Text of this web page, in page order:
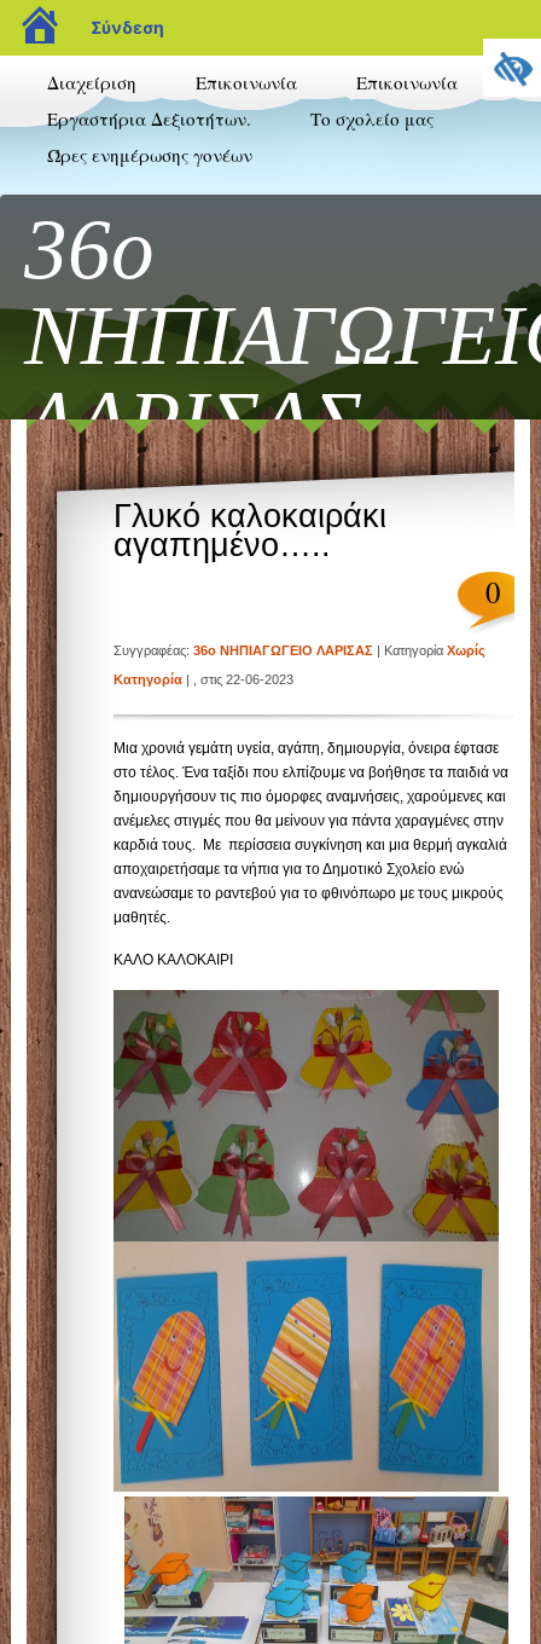
blogs.sch.gr
Σύνδεση
Διαχείριση Επικοινωνία
Επικοινωνία
Εργαστήρια Δεξιοτήτων.
Το σχολείο μας
Ώρες ενημέρωσης γονέων
36ο
ΛΑΡΙΣΑΣ
Καλώς ήρθατε στο blog του 36ου Νηπιαγωγείο
Λάρισας.Το blog αυτό δημιουργήθηκε για τις
της εξ αποστάσεως εκπ/σης.
Γλυκό καλοκαιράκι
αγαπημένο…..
0
Συγγραφέας:36ο ΝΗΠΙΑΓΩΓΕΙΟ ΛΑΡΙΣΑΣ | ΚατηγορίαΧωρίς
Κατηγορία | , στις 22-06-2023
Μια χρονιά γεμάτη υγεία, αγάπη, δημιουργία, όνειρα έφτασε
στο τέλος. Ένα ταξίδι που ελπίζουμε να βοήθησε τα παιδιά να
δημιουργήσουν τις πιο όμορφες αναμνήσεις, χαρούμενες και
ανέμελες στιγμές που θα μείνουν για πάντα χαραγμένες στην
καρδιά τους. Με περίσσεια συγκίνηση και μια θερμή αγκαλιά
αποχαιρετήσαμε τα νήπια για το Δημοτικό Σχολείο ενώ
ανανεώσαμε το ραντεβού για το φθινόπωρο με τους μικρούς
μαθητές.
ΚΑΛΟ ΚΑΛΟΚΑΙΡΙ